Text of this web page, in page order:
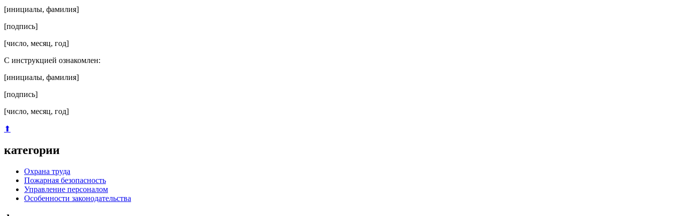
[инициалы, фамилия]
[подпись]
[число, месяц, год]
С инструкцией ознакомлен:
[инициалы, фамилия]
[подпись]
[число, месяц, год]
⬆
категории
Охрана труда
Пожарная безопасность
Управление персоналом
Особенности законодательства